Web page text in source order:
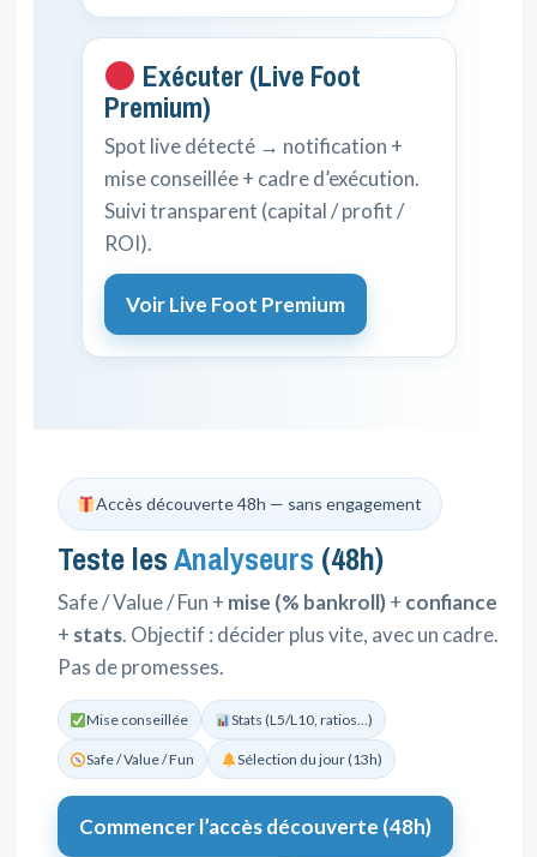
Exécuter (Live Foot
Premium)
Spot live détecté → notification +
mise conseillée + cadre d’exécution.
Suivi transparent (capital / profit /
ROI).
Voir Live Foot Premium
Accès découverte 48h — sans engagement
Teste lesAnalyseurs (48h)
Safe / Value / Fun + mise (% bankroll)+ confiance
+ stats. Objectif : décider plus vite, avec un cadre.
Pas de promesses.
Mise conseillée Stats (L5/L10, ratios…)
Safe / Value / Fun Sélection du jour (13h)
Commencer l’accès découverte (48h)